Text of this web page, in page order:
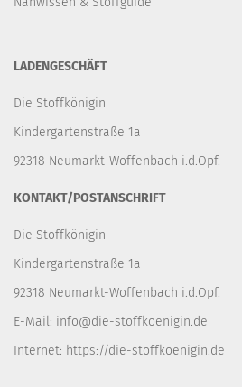
LADENGESCHÄFT
Die Stoffkönigin
Kindergartenstraße 1a
92318 Neumarkt-Woffenbach i.d.Opf.
KONTAKT/POSTANSCHRIFT
Die Stoffkönigin
Kindergartenstraße 1a
92318 Neumarkt-Woffenbach i.d.Opf.
E-Mail: info@die-stoffkoenigin.de
Internet: https://die-stoffkoenigin.de